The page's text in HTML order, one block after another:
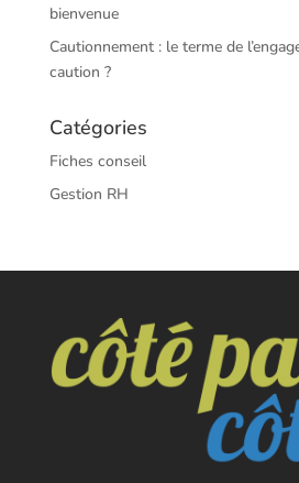
bienvenue
Cautionnement : le terme de
caution ?
Catégories
Fiches conseil
Gestion RH